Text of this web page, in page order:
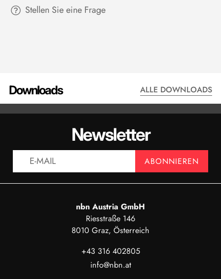
Stellen Sie eine Frage
Downloads ALLE DOWNLOADS
DATENBLATT - SOUNDADVISOR NMS044
ANZEIGEN
Newsletter
ABONNIEREN
nbn Austria GmbH
Riesstraße 146
8010 Graz, Österreich
+43 316 402805
info@nbn.at